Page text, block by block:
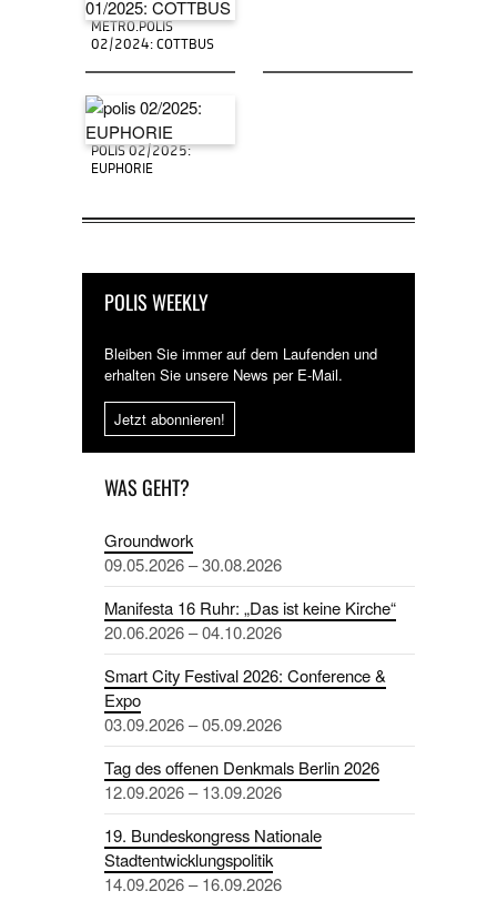
METRO.POLIS
02/2024: COTTBUS
POLIS 02/2025:
EUPHORIE
POLIS WEEKLY
Bleiben Sie immer auf dem Laufenden und
erhalten Sie unsere News per E-Mail.
Jetzt abonnieren!
WAS GEHT?
Groundwork
09.05.2026 – 30.08.2026
Manifesta 16 Ruhr: „Das ist keine Kirche“
20.06.2026 – 04.10.2026
Smart City Festival 2026: Conference &
Expo
03.09.2026 – 05.09.2026
Tag des offenen Denkmals Berlin 2026
12.09.2026 – 13.09.2026
19. Bundeskongress Nationale
Stadtentwicklungspolitik
14.09.2026 – 16.09.2026